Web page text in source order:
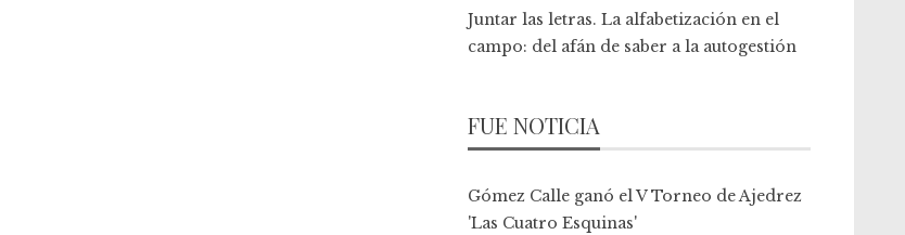
Juntar las letras. La alfabetización en el
campo: del afán de saber a la autogestión
FUE NOTICIA
Gómez Calle ganó el V Torneo de Ajedrez
'Las Cuatro Esquinas'